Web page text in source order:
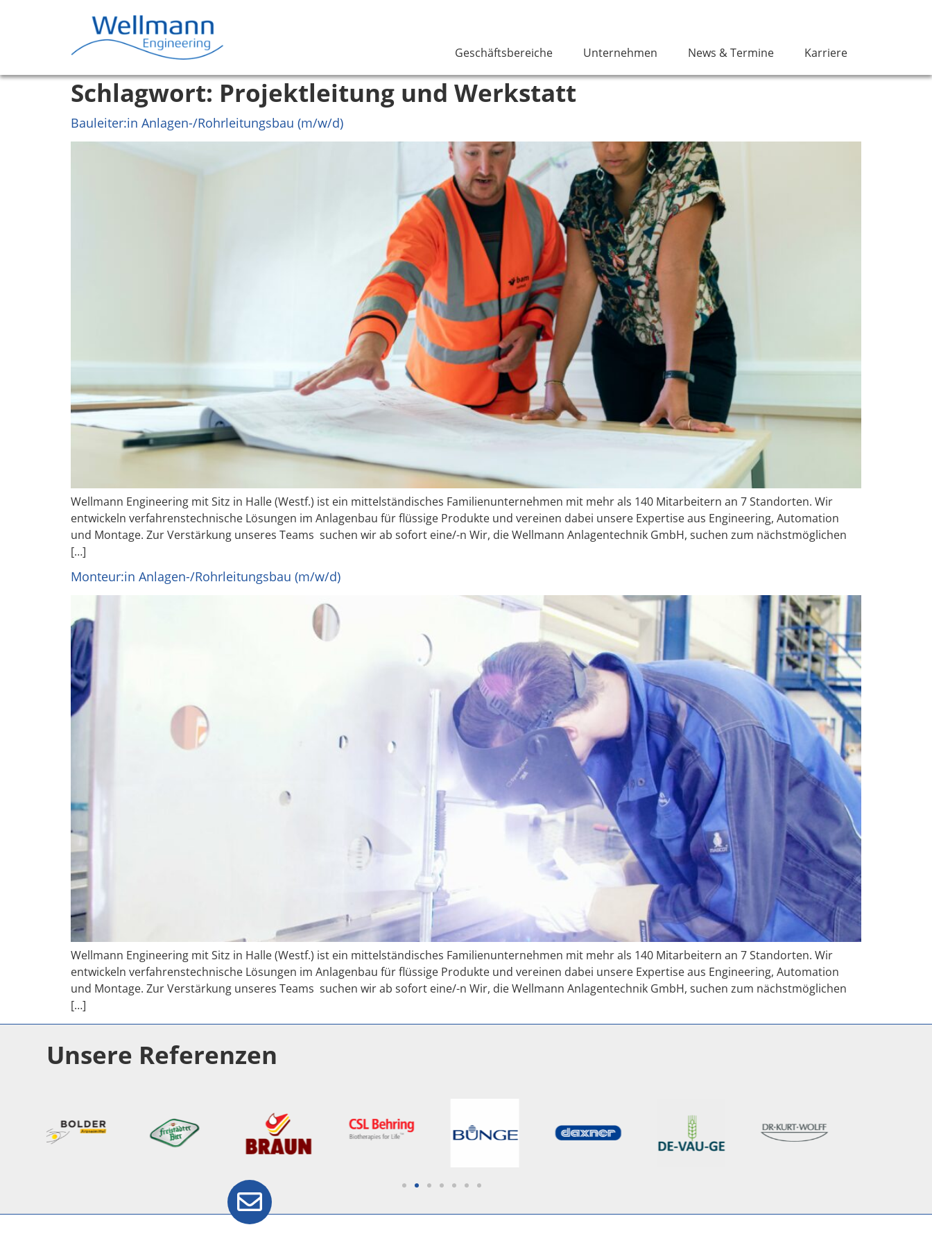
Geschäftsbereiche Unternehmen News & Termine Karriere
Schlagwort: Projektleitung und Werkstatt
Bauleiter:in Anlagen-/Rohrleitungsbau (m/w/d)
Wellmann Engineering mit Sitz in Halle (Westf.) ist ein mittelständisches Familienunternehmen mit mehr als 140 Mitarbeitern an 7 Standorten. Wir
entwickeln verfahrenstechnische Lösungen im Anlagenbau für flüssige Produkte und vereinen dabei unsere Expertise aus Engineering, Automation
und Montage. Zur Verstärkung unseres Teams suchen wir ab sofort eine/-n Wir, die Wellmann Anlagentechnik GmbH, suchen zum nächstmöglichen
[…]
Monteur:in Anlagen-/Rohrleitungsbau (m/w/d)
Wellmann Engineering mit Sitz in Halle (Westf.) ist ein mittelständisches Familienunternehmen mit mehr als 140 Mitarbeitern an 7 Standorten. Wir
entwickeln verfahrenstechnische Lösungen im Anlagenbau für flüssige Produkte und vereinen dabei unsere Expertise aus Engineering, Automation
und Montage. Zur Verstärkung unseres Teams suchen wir ab sofort eine/-n Wir, die Wellmann Anlagentechnik GmbH, suchen zum nächstmöglichen
[…]
Unsere Referenzen